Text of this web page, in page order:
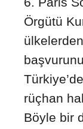
Örgütü
rüçhan
Böyle bir